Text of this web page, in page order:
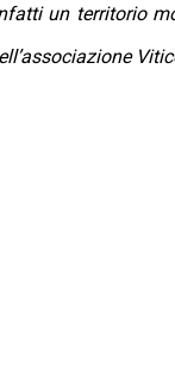
un territorio